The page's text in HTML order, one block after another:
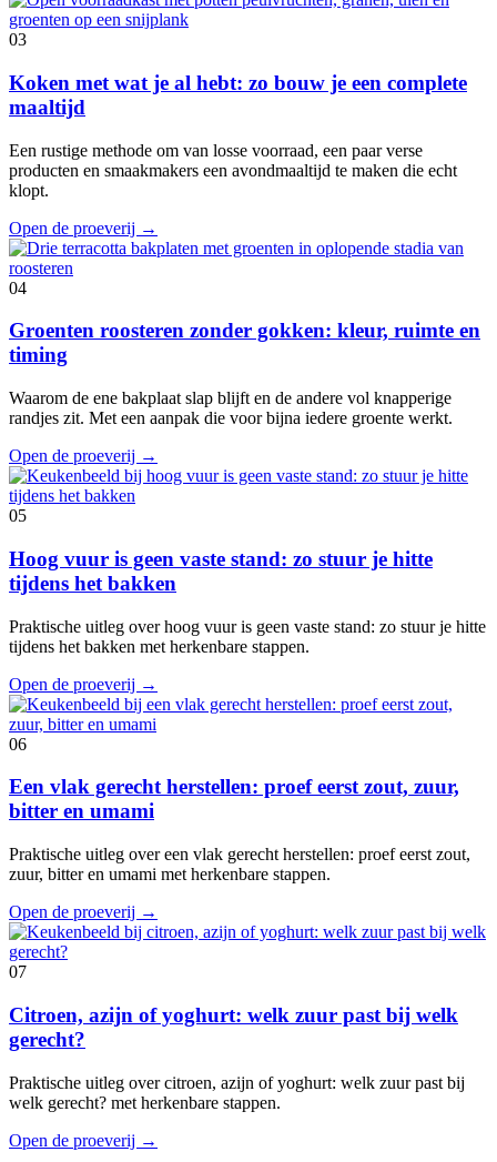
03
Koken met wat je al hebt: zo bouw je een complete
maaltijd
Een rustige methode om van losse voorraad, een paar verse
producten en smaakmakers een avondmaaltijd te maken die echt
klopt.
Open de proeverij →
04
Groenten roosteren zonder gokken: kleur, ruimte en
timing
Waarom de ene bakplaat slap blijft en de andere vol knapperige
randjes zit. Met een aanpak die voor bijna iedere groente werkt.
Open de proeverij →
05
Hoog vuur is geen vaste stand: zo stuur je hitte
tijdens het bakken
Praktische uitleg over hoog vuur is geen vaste stand: zo stuur je hitte
tijdens het bakken met herkenbare stappen.
Open de proeverij →
06
Een vlak gerecht herstellen: proef eerst zout, zuur,
bitter en umami
Praktische uitleg over een vlak gerecht herstellen: proef eerst zout,
zuur, bitter en umami met herkenbare stappen.
Open de proeverij →
07
Citroen, azijn of yoghurt: welk zuur past bij welk
gerecht?
Praktische uitleg over citroen, azijn of yoghurt: welk zuur past bij
welk gerecht? met herkenbare stappen.
Open de proeverij →